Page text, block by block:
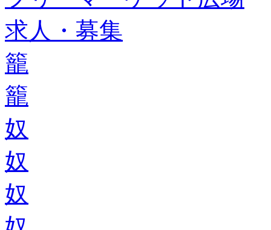
求人・募集
籠
籠
奴
奴
奴